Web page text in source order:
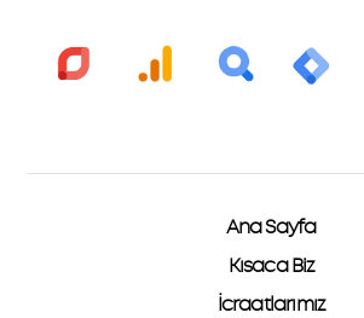
Ana Sayfa
Kısaca Biz
İcraatlarımız